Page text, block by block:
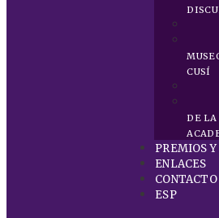
CUSÍ
DE LA
PREMIOS Y
ENLACES
CONTACTO
ESP